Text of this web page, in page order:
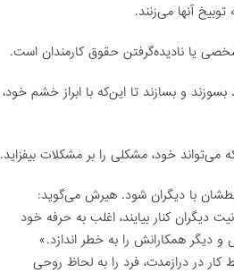
آنها می‌زنند.
یا نادیده‌گرفتن حقوق کارمندان است.
و بسازند تا این‌که با ابراز خشم خود،
می‌تواند خود، مشکلی را بر مشکلات بیفزاید.
با دیگران شود. هیرش می‌گوید:
دیگران کنار بیایند، اغلب به حرفه خود
دیگر همکارانش را به خطر اندازد.»
در درازمدت، فرد را به لحاظ روحی